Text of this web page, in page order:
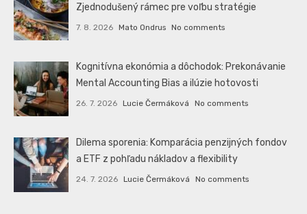
Zjednodušený rámec pre voľbu stratégie
7. 8. 2026 Mato Ondrus No comments
Kognitívna ekonómia a dôchodok: Prekonávanie
Mental Accounting Bias a ilúzie hotovosti
26. 7. 2026 Lucie Čermáková No comments
Dilema sporenia: Komparácia penzijných fondov
a ETF z pohľadu nákladov a flexibility
24. 7. 2026 Lucie Čermáková No comments